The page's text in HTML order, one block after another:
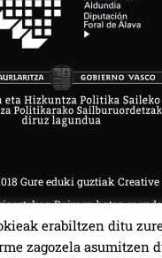
Gure eduki guztiak
Baimen baten
erabiltzen ditu
zagozela asumitzen